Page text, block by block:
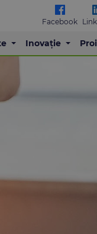
Facebook
Inovație